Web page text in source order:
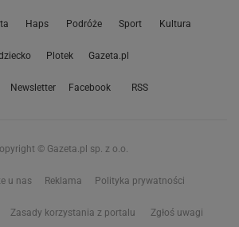
Haps Podróże Sport Kultura
Plotek Gazeta.pl
Newsletter Facebook RSS
© Gazeta.pl sp. z o.o.
u nas Reklama Polityka prywatności
Zasady korzystania z portalu Zgłoś uwagi